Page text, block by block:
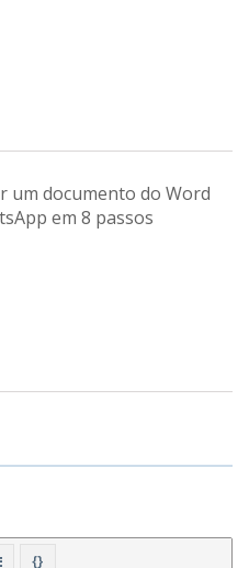
um documento do Word
em 8 passos
{}